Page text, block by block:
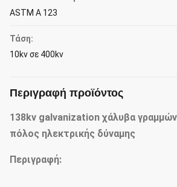
ASTM Α 123
Τάση:
10kv σε 400kv
Περιγραφή προϊόντος
138kv galvanization χάλυβα
πόλος ηλεκτρικής δύναμης
Περιγραφή: